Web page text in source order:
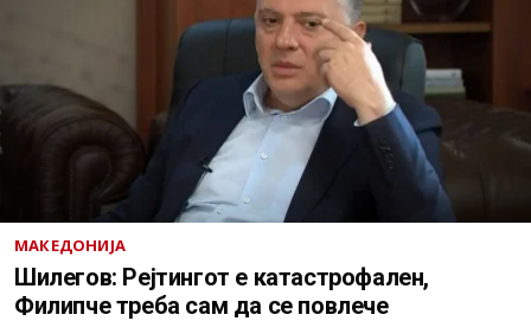
МАКЕДОНИЈА
Шилегов: Рејтингот е катастрофален,
Филипче треба сам да се повлече